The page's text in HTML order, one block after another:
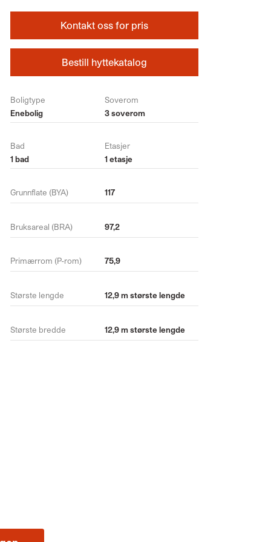
Kontakt oss for pris
Bestill hyttekatalog
Boligtype
Enebolig
Soverom
3 soverom
Bad
1 bad
Etasjer
1 etasje
Grunnflate (BYA) 117
Bruksareal (BRA) 97,2
Primærrom (P-rom) 75,9
Største lengde 12,9 m største lengde
Største bredde 12,9 m største lengde